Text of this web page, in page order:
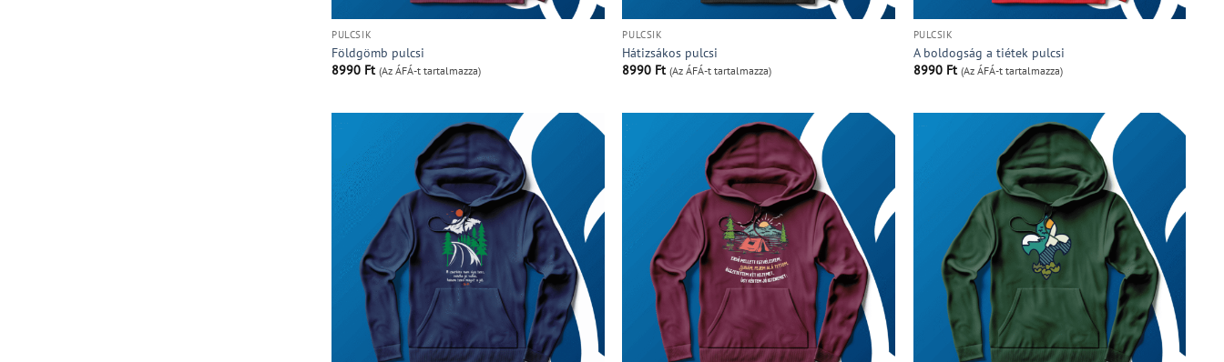
PULCSIK
Földgömb pulcsi
8990 Ft (Az ÁFÁ-t tartalmazza)
PULCSIK
Hátizsákos pulcsi
8990 Ft (Az ÁFÁ-t tartalmazza)
PULCSIK
A boldogság a tiétek pulcsi
8990 Ft (Az ÁFÁ-t tartalmazza)